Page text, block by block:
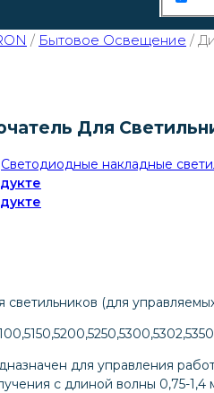
/ Бытовое Освещение /
Для
Светодиодные накладные
(для
для управления
с длиной волны 0,75-1,4